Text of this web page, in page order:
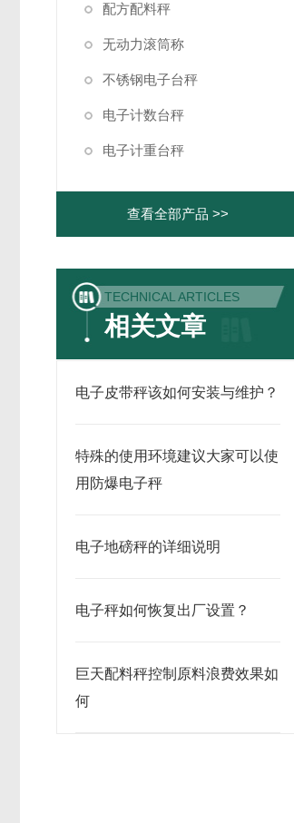
配方配料秤
无动力滚筒称
不锈钢电子台秤
电子计数台秤
电子计重台秤
查看全部产品 >>
TECHNICAL ARTICLES
相关文章
电子皮带秤该如何安装与维护？
特殊的使用环境建议大家可以使
用防爆电子秤
电子地磅秤的详细说明
电子秤如何恢复出厂设置？
巨天配料秤控制原料浪费效果如
何